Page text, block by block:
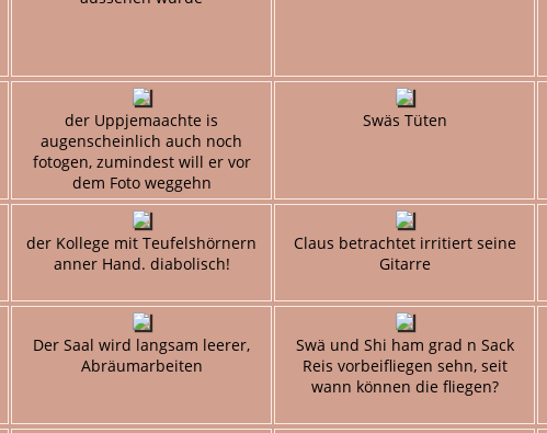
der Uppjemaachte is
augenscheinlich auch noch
fotogen, zumindest will er vor
dem Foto weggehn
Swäs Tüten
der Kollege mit Teufelshörnern
anner Hand. diabolisch!
Claus betrachtet irritiert seine
Gitarre
Der Saal wird langsam leerer,
Abräumarbeiten
Swä und Shi ham grad n Sack
Reis vorbeifliegen sehn, seit
wann können die fliegen?